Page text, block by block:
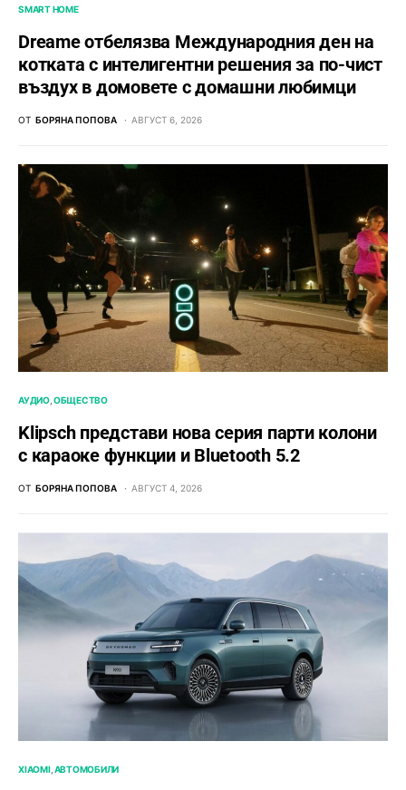
SMART HOME
Dreame отбелязва Международния ден на
котката с интелигентни решения за по-чист
въздух в домовете с домашни любимци
ОТ БОРЯНА ПОПОВА АВГУСТ 6, 2026
АУДИО ОБЩЕСТВО
Klipsch представи нова серия парти колони
с караоке функции и Bluetooth 5.2
ОТ БОРЯНА ПОПОВА АВГУСТ 4, 2026
XIAOMI АВТОМОБИЛИ